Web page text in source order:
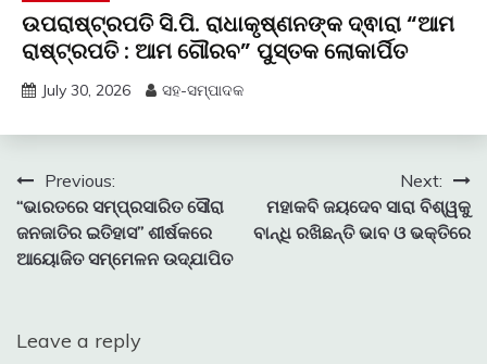
ଉପରାଷ୍ଟ୍ରପତି ସି.ପି. ରାଧାକୃଷ୍ଣନଙ୍କ ଦ୍ଵାରା “ଆମ
ରାଷ୍ଟ୍ରପତି : ଆମ ଗୌରବ” ପୁସ୍ତକ ଲୋକାର୍ପିତ
July 30, 2026 ସହ-ସମ୍ପାଦକ
Post
navigation
Previous:
“ଭାରତରେ ସମ୍ପ୍ରସାରିତ ସୌରା
ଜନଜାତିର ଇତିହାସ” ଶୀର୍ଷକରେ
ଆୟୋଜିତ ସମ୍ମେଳନ ଉଦ୍‍ଯାପିତ
Next:
ମହାକବି ଜୟଦେବ ସାରା ବିଶ୍ୱକୁ
ବାନ୍ଧି ରଖିଛନ୍ତି ଭାବ ଓ ଭକ୍ତିରେ
Leave a reply